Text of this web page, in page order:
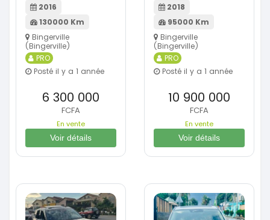
2016
130000 Km
Bingerville
(Bingerville)
PRO
Posté il y a 1 année
6 300 000
FCFA
En vente
Voir détails
2018
95000 Km
Bingerville
(Bingerville)
PRO
Posté il y a 1 année
10 900 000
FCFA
En vente
Voir détails